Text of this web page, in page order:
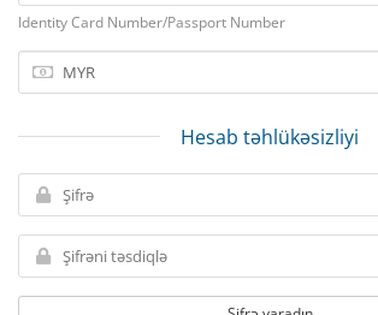
Identity Card Number/Passport Number
Hesab təhlükəsizliyi